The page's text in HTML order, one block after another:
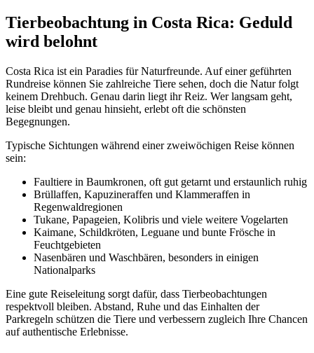
Tierbeobachtung in Costa Rica: Geduld
wird belohnt
Costa Rica ist ein Paradies für Naturfreunde. Auf einer geführten
Rundreise können Sie zahlreiche Tiere sehen, doch die Natur folgt
keinem Drehbuch. Genau darin liegt ihr Reiz. Wer langsam geht,
leise bleibt und genau hinsieht, erlebt oft die schönsten
Begegnungen.
Typische Sichtungen während einer zweiwöchigen Reise können
sein:
Faultiere in Baumkronen, oft gut getarnt und erstaunlich ruhig
Brüllaffen, Kapuzineraffen und Klammeraffen in
Regenwaldregionen
Tukane, Papageien, Kolibris und viele weitere Vogelarten
Kaimane, Schildkröten, Leguane und bunte Frösche in
Feuchtgebieten
Nasenbären und Waschbären, besonders in einigen
Nationalparks
Eine gute Reiseleitung sorgt dafür, dass Tierbeobachtungen
respektvoll bleiben. Abstand, Ruhe und das Einhalten der
Parkregeln schützen die Tiere und verbessern zugleich Ihre Chancen
auf authentische Erlebnisse.